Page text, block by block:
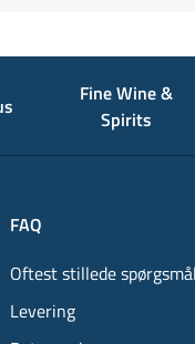
Fine Wine &
Spirits
FAQ
Oftest stillede
Levering